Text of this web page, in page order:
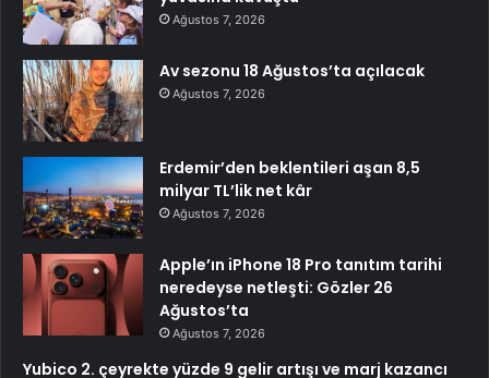
Ağustos 7, 2026
Av sezonu 18 Ağustos’ta açılacak
Ağustos 7, 2026
Erdemir’den beklentileri aşan 8,5
milyar TL’lik net kâr
Ağustos 7, 2026
Apple’ın iPhone 18 Pro tanıtım tarihi
neredeyse netleşti: Gözler 26
Ağustos’ta
Ağustos 7, 2026
Yubico 2. çeyrekte yüzde 9 gelir artışı ve marj kazancı